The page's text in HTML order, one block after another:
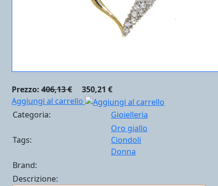
Prezzo: 406,13 €
350,21 €
Aggiungi al carrello
Categoria:
Gioielleria
Tags:
Oro giallo
Ciondoli
Donna
Brand:
Descrizione: